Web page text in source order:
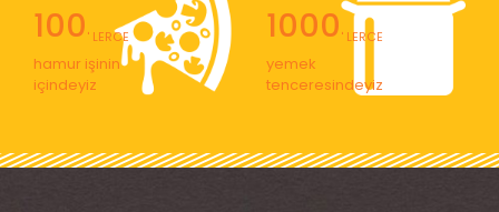
100' LERCE
hamur işinin
içindeyiz
1000' LERCE
yemek
tenceresindeyiz